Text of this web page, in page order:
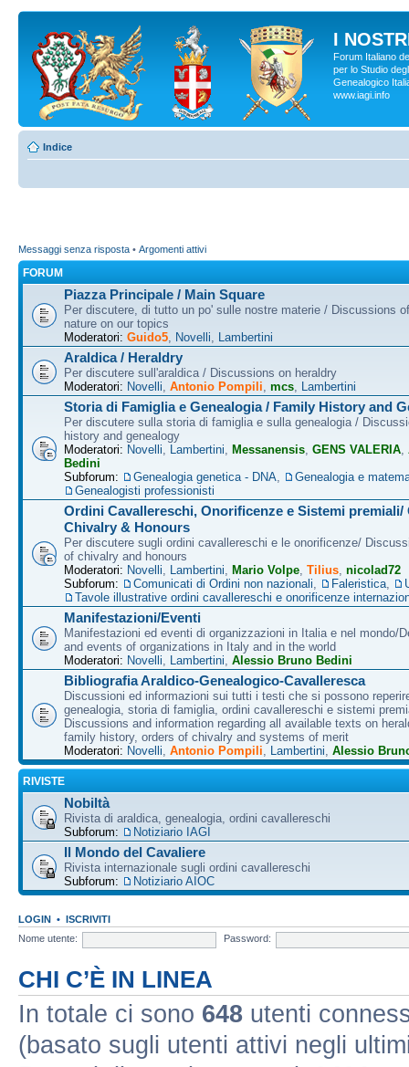
I
Forum Italiano
per lo Studio
Genealogico
www.iagi.info
Indice
Messaggi senza risposta • Argomenti attivi
FORUM
Piazza Principale / Main Square
Per discutere, di tutto un po' sulle nostre materie / Discussions
nature on our topics
Moderatori: Guido5 Novelli Lambertini
Araldica / Heraldry
Per discutere sull'araldica / Discussions on heraldry
Moderatori: Novelli Antonio Pompili mcs Lambertini
Storia di Famiglia e Genealogia / Family History and
Per discutere sulla storia di famiglia e sulla genealogia /
history and genealogy
Moderatori: Novelli Lambertini Messanensis GENS VALERIA
Bedini
Subforum:
Genealogia genetica - DNA
Genealogia e
Genealogisti professionisti
Ordini Cavallereschi, Onorificenze e Sistemi premiali/
Chivalry & Honours
Per discutere sugli ordini cavallereschi e le onorificenze/
of chivalry and honours
Moderatori: Novelli Lambertini Mario Volpe Tilius nicolad72
Subforum:
Comunicati di Ordini non nazionali Faleristica
Tavole illustrative ordini cavallereschi e onorificenze
Manifestazioni/Eventi
Manifestazioni ed eventi di organizzazioni in Italia e nel mondo/
and events of organizations in Italy and in the world
Moderatori: Novelli Lambertini Alessio Bruno Bedini
Bibliografia Araldico-Genealogico-Cavalleresca
Discussioni ed informazioni sui tutti i testi che si possono
genealogia, storia di famiglia, ordini cavallereschi e sistemi
Discussions and information regarding all available texts on
family history, orders of chivalry and systems of merit
Moderatori: Novelli Antonio Pompili Lambertini Alessio
RIVISTE
Nobiltà
Rivista di araldica, genealogia, ordini cavallereschi
Subforum:
Notiziario IAGI
Il Mondo del Cavaliere
Rivista internazionale sugli ordini cavallereschi
Subforum:
Notiziario AIOC
LOGIN • ISCRIVITI
Nome utente:
Password:
CHI C’È IN LINEA
In totale ci sono 648 utenti
(basato sugli utenti attivi negli